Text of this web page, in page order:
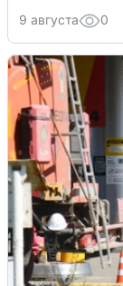
9 августа 0